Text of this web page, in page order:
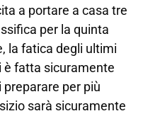
a portare a casa tre
per la quinta
la fatica degli ultimi
è fatta sicuramente
per più
sarà sicuramente